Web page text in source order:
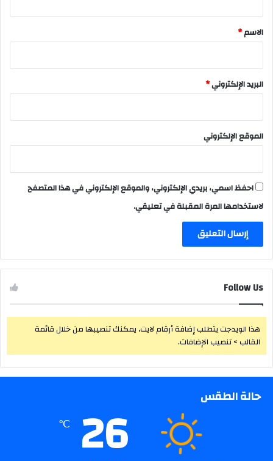
*
الاسم*
البريد الإلكتروني*
الموقع الإلكتروني
احفظ اسمي، بريدي الإلكتروني، والموقع الإلكتروني في هذا المتصفح
لاستخدامها المرة المقبلة في تعليقي.
Follow Us
هذا الويدجت يتطلب إضافة أرقام لايت، يمكنك تنصيبها من خلال قائمة
القالب > تنصيب الإضافات.
حالة الطقس 26
℃